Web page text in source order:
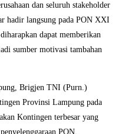
dan seluruh stakeholder
hadir langsung pada PON XXI
dapat memberikan
sumber motivasi tambahan
Brigjen TNI (Purn.)
Provinsi Lampung pada
Kontingen terbesar yang
PON.